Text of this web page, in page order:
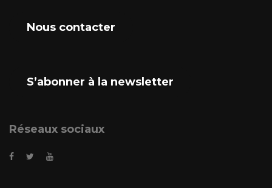
Nous contacter
S’abonner à la newsletter
Réseaux sociaux